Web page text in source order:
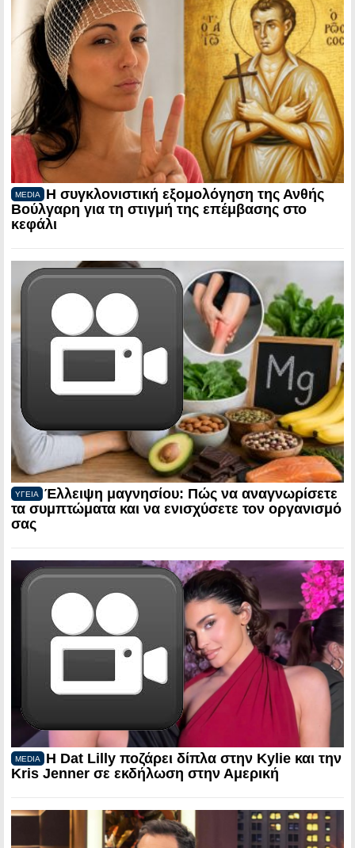
MEDIA
Η συγκλονιστική εξομολόγηση της Ανθής
Βούλγαρη για τη στιγμή της επέμβασης στο
κεφάλι
ΥΓΕΙΑ
Έλλειψη μαγνησίου: Πώς να αναγνωρίσετε
τα συμπτώματα και να ενισχύσετε τον οργανισμό
σας
MEDIA
Η Dat Lilly ποζάρει δίπλα στην Kylie και την
Kris Jenner σε εκδήλωση στην Αμερική